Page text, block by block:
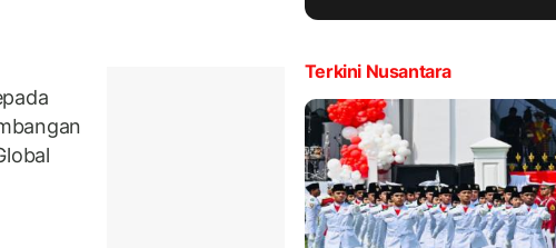
Terkini Nusantara